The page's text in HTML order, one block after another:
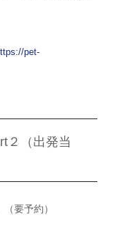
pet-
２（出発当
要予約）